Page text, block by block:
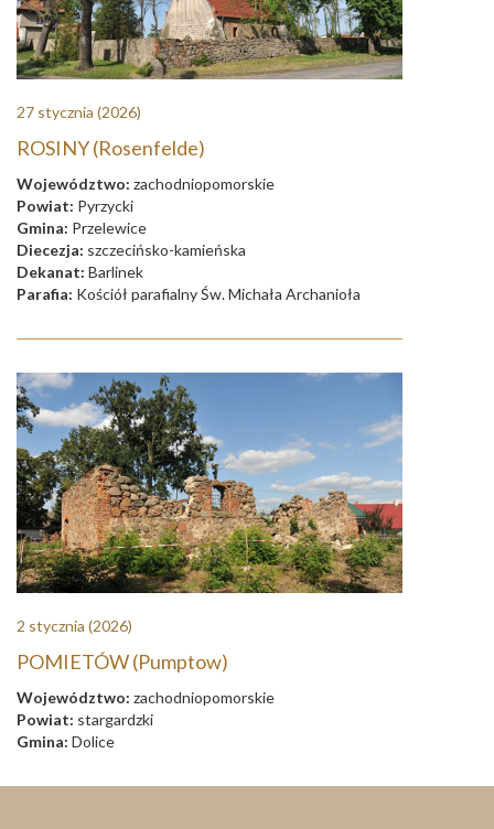
27 stycznia (2026)
ROSINY (Rosenfelde)
Województwo: zachodniopomorskie
Powiat: Pyrzycki
Gmina: Przelewice
Diecezja: szczecińsko-kamieńska
Dekanat: Barlinek
Parafia: Kościół parafialny Św. Michała Archanioła
2 stycznia (2026)
POMIETÓW (Pumptow)
Województwo: zachodniopomorskie
Powiat: stargardzki
Gmina: Dolice